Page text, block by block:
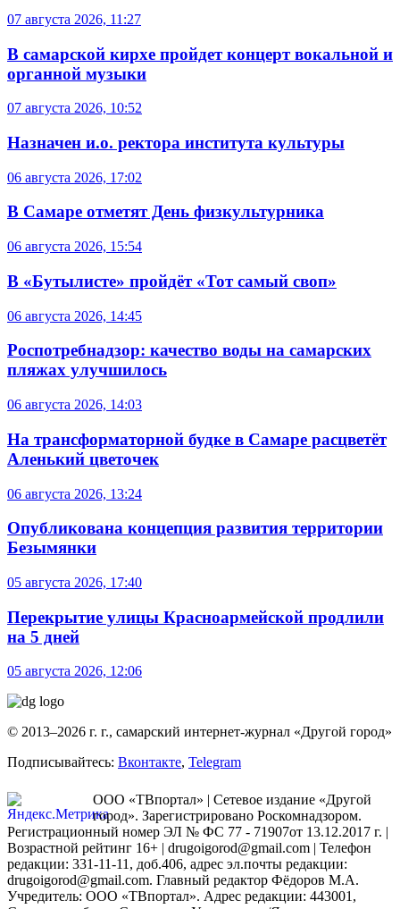
07 августа 2026, 11:27
В самарской кирхе пройдет концерт вокальной и
органной музыки
07 августа 2026, 10:52
Назначен и.о. ректора института культуры
06 августа 2026, 17:02
В Самаре отметят День физкультурника
06 августа 2026, 15:54
В «Бутылисте» пройдёт «Тот самый своп»
06 августа 2026, 14:45
Роспотребнадзор: качество воды на самарских
пляжах улучшилось
06 августа 2026, 14:03
На трансформаторной будке в Самаре расцветёт
Аленький цветочек
06 августа 2026, 13:24
Опубликована концепция развития территории
Безымянки
05 августа 2026, 17:40
Перекрытие улицы Красноармейской продлили
на 5 дней
05 августа 2026, 12:06
© 2013–2026 г. г., самарский интернет-журнал «Другой город»
Подписывайтесь: Вконтакте, Telegram
ООО «ТВпортал» | Сетевое издание «Другой
город». Зарегистрировано Роскомнадзором.
Регистрационный номер ЭЛ № ФС 77 - 71907от 13.12.2017 г. |
Возрастной рейтинг 16+ | drugoigorod@gmail.com | Телефон
редакции: 331-11-11, доб.406, адрес эл.почты редакции:
drugoigorod@gmail.com. Главный редактор Фёдоров М.А.
Учредитель: ООО «ТВпортал». Адрес редакции: 443001,